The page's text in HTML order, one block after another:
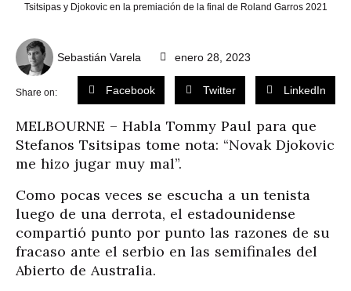
Tsitsipas y Djokovic en la premiación de la final de Roland Garros 2021
Sebastián Varela enero 28, 2023
Share on: Facebook Twitter LinkedIn
MELBOURNE – Habla Tommy Paul para que
Stefanos Tsitsipas tome nota: “Novak Djokovic
me hizo jugar muy mal”.
Como pocas veces se escucha a un tenista
luego de una derrota, el estadounidense
compartió punto por punto las razones de su
fracaso ante el serbio en las semifinales del
Abierto de Australia.